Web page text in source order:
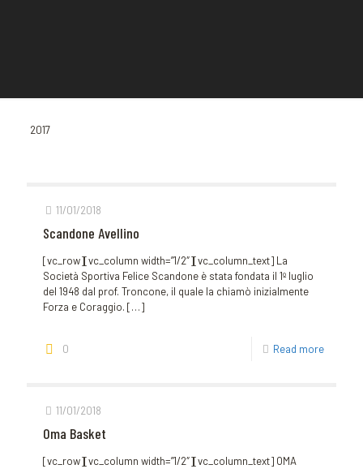
2017
11/01/2018
Scandone Avellino
[vc_row][vc_column width=”1/2″][vc_column_text] La
Società Sportiva Felice Scandone è stata fondata il 1º luglio
del 1948 dal prof. Troncone, il quale la chiamò inizialmente
Forza e Coraggio. […]
0 Read more
11/01/2018
Oma Basket
[vc_row][vc_column width=”1/2″][vc_column_text] OMA